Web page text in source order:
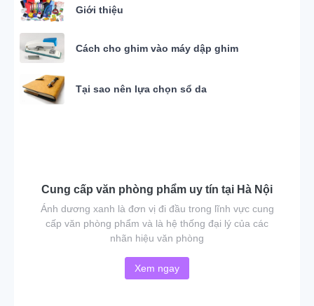
Giới thiệu
Cách cho ghim vào máy dập ghim
Tại sao nên lựa chọn sổ da
Cung cấp văn phòng phẩm uy tín tại Hà Nội
Ánh dương xanh là đơn vị đi đầu trong lĩnh vực cung
cấp văn phòng phẩm và là hệ thống đại lý của các
nhãn hiệu văn phòng
Xem ngay